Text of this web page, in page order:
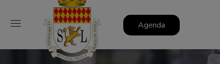
Agenda